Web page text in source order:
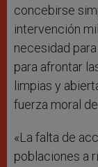
concebirse
intervención
necesidad
para afrontar
limpias y
fuerza moral
«La falta de
poblaciones a